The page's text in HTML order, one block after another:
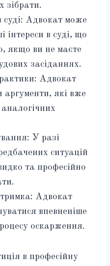
зібрати.
суді: Адвокат може
інтереси в суді, що
якщо ви не маєте
засіданнях.
Адвокат
аргументи, які вже
У разі
ситуацій
та професійно
Адвокат
впевненіше
оскарження.
в професійну